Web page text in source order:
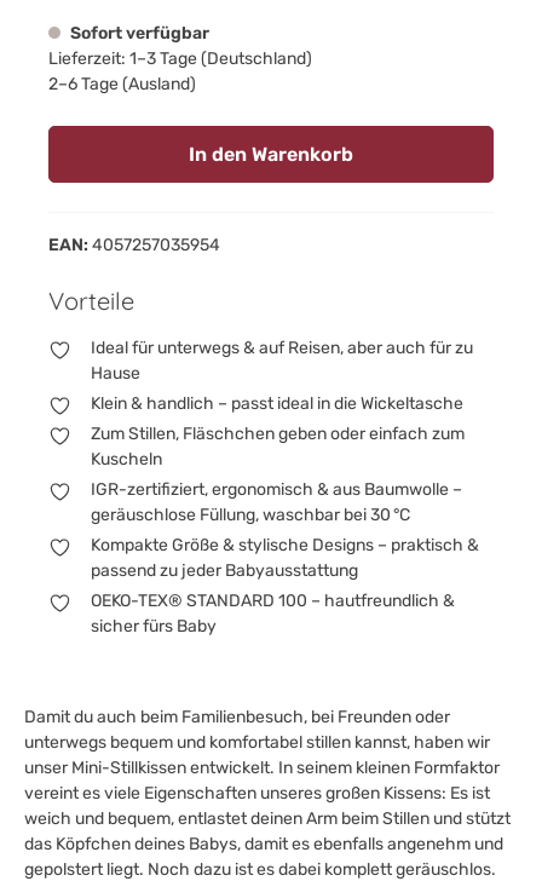
Sofort verfügbar
Lieferzeit: 1–3 Tage (Deutschland)
2–6 Tage (Ausland)
In den Warenkorb
EAN: 4057257035954
Vorteile
Ideal für unterwegs & auf Reisen, aber auch für zu
Hause
Klein & handlich – passt ideal in die Wickeltasche
Zum Stillen, Fläschchen geben oder einfach zum
Kuscheln
IGR-zertifiziert, ergonomisch & aus Baumwolle –
geräuschlose Füllung, waschbar bei 30 °C
Kompakte Größe & stylische Designs – praktisch &
passend zu jeder Babyausstattung
OEKO-TEX® STANDARD 100 – hautfreundlich &
sicher fürs Baby
Damit du auch beim Familienbesuch, bei Freunden oder
unterwegs bequem und komfortabel stillen kannst, haben wir
unser Mini-Stillkissen entwickelt. In seinem kleinen Formfaktor
vereint es viele Eigenschaften unseres großen Kissens: Es ist
weich und bequem, entlastet deinen Arm beim Stillen und stützt
das Köpfchen deines Babys, damit es ebenfalls angenehm und
gepolstert liegt. Noch dazu ist es dabei komplett geräuschlos.